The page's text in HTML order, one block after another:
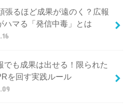
張るほど成果が遠のく？広報
ハマる「発信中毒」とは
でも成果は出せる！限られた
を回す実践ルール